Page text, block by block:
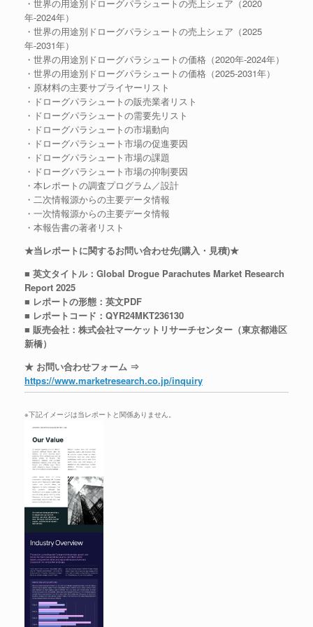
・世界の用途別ドローグパラシュートの売上シェア（2020
年-2024年）
・世界の用途別ドローグパラシュートの売上シェア（2025
年-2031年）
・世界の用途別ドローグパラシュートの価格（2020年-2024年）
・世界の用途別ドローグパラシュートの価格（2025-2031年）
・原材料の主要サプライヤーリスト
・ドローグパラシュートの販売業者リスト
・ドローグパラシュートの需要先リスト
・ドローグパラシュートの市場動向
・ドローグパラシュート市場の促進要因
・ドローグパラシュート市場の課題
・ドローグパラシュート市場の抑制要因
・本レポートの調査プログラム／設計
・二次情報源からの主要データ情報
・一次情報源からの主要データ情報
・本報告書の著者リスト
★当レポートに関するお問い合わせ先(購入・見積)★
■ 英文タイトル：Global Drogue Parachutes Market Research
Report 2025
■ レポートの形態：英文PDF
■ レポートコード：QYR24MKT236130
■ 販売会社：株式会社マーケットリサーチセンター（東京都港区
新橋）
★ お問い合わせフォーム ⇒
https://www.marketresearch.co.jp/inquiry
※下記イメージは当レポートと関係ありません。